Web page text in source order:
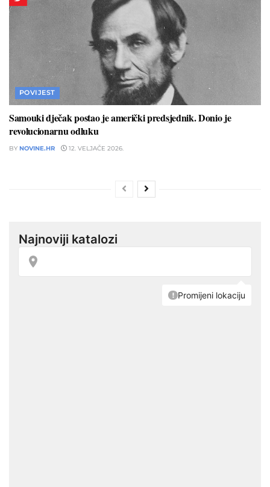
POVIJEST
Samouki dječak postao je američki predsjednik. Donio je
revolucionarnu odluku
BY NOVINE.HR 12. VELJAČE 2026.